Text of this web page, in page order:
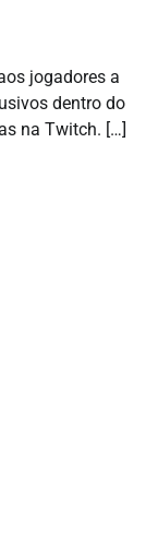
jogadores a
dentro do
na Twitch. […]